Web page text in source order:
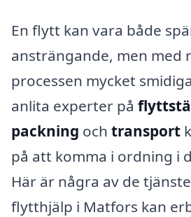
En flytt kan vara både
ansträngande, men med
processen mycket
anlita experter på
packning och transport
på att komma i ordning i
Här är några av de
flytthjälp i Matfors kan